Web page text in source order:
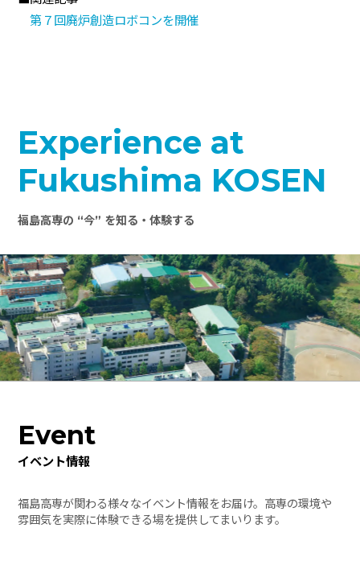
第７回廃炉創造ロボコンを開催
Experience at
Fukushima KOSEN
福島高専の “今” を知る・体験する
Event
イベント情報
福島高専が関わる様々なイベント情報をお届け。高専の環境や
雰囲気を実際に体験できる場を提供してまいります。